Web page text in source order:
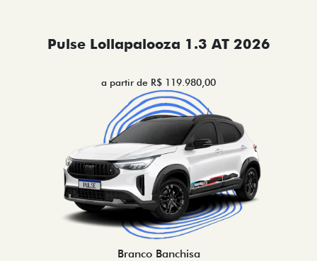
Pulse Lollapalooza 1.3 AT 2026
a partir de R$ 119.980,00
Branco Banchisa